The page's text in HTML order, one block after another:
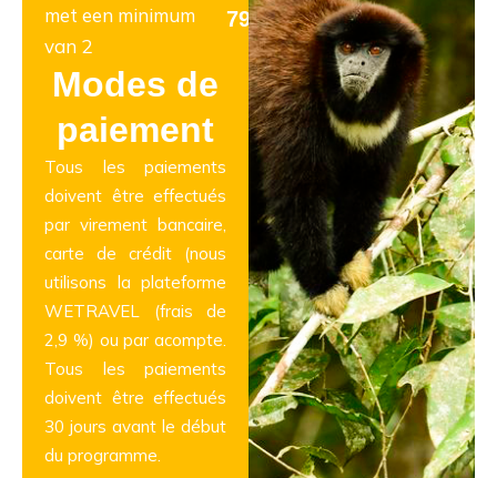
met een minimum
van 2
799
Modes de
paiement
Tous les paiements
doivent être effectués
par virement bancaire,
carte de crédit (nous
utilisons la plateforme
WETRAVEL (frais de
2,9 %) ou par acompte.
Tous les paiements
doivent être effectués
30 jours avant le début
du programme.